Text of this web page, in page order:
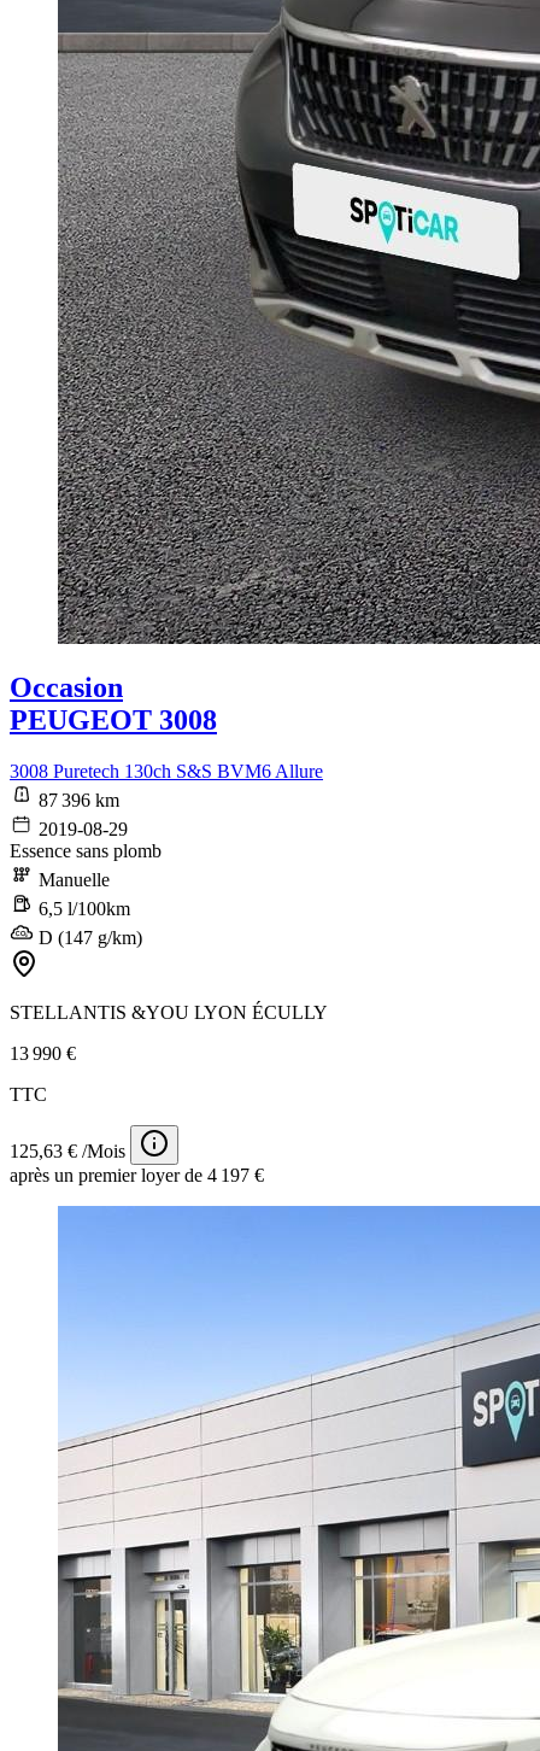
Occasion
PEUGEOT 3008
3008 Puretech 130ch S&S BVM6 Allure
87 396 km
2019-08-29
Essence sans plomb
Manuelle
6,5 l/100km
D (147 g/km)
STELLANTIS &YOU LYON ÉCULLY
13 990 €
TTC
125,63 € /Mois
après un premier loyer de 4 197 €